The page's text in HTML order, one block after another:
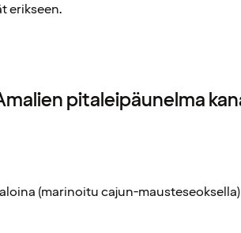
erikseen.
pitaleipäunelma
(marinoitu cajun-mausteseoksella)